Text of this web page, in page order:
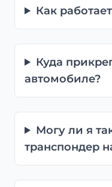
Как
Куда
автомобиле?
Могу ли я
транспондер